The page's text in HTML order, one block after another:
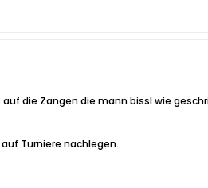
die Zangen die mann bissl wie
Turniere nachlegen.